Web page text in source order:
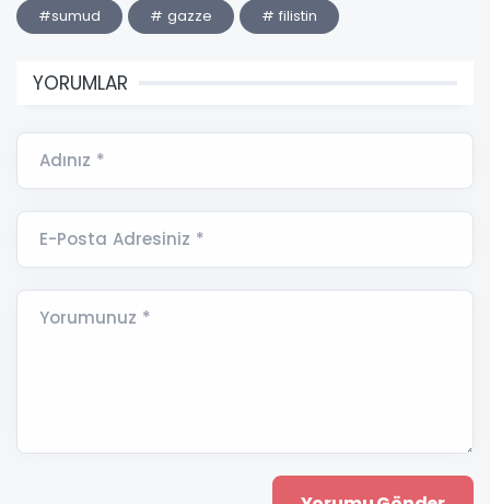
#sumud # gazze # filistin
YORUMLAR
Adınız *
E-Posta Adresiniz *
Yorumunuz *